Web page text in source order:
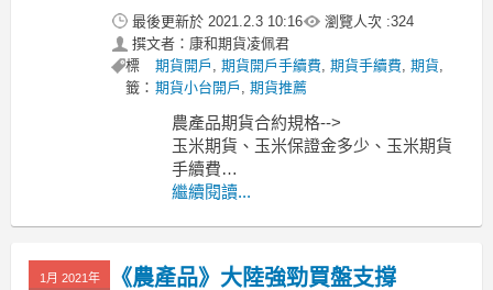
最後更新於 2021.2.3 10:16 瀏覽人次 :324
撰文者：康和期貨凌佩君
標
籤：
期貨開戶 ,期貨開戶手續費,期貨手續費,期貨,
期貨小台開戶 ,期貨推薦
農產品期貨合約規格-->
玉米期貨、玉米保證金多少、玉米期貨
手續費
小麥期貨、小麥保證金多少、小麥期貨
----------------------------------------------
繼續閱讀...
1月 2021年
《農產品》大陸強勁買盤支撐